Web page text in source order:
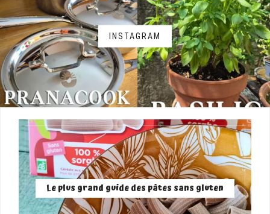
INSTAGRAM
Le plus grand guide des pâtes sans gluten